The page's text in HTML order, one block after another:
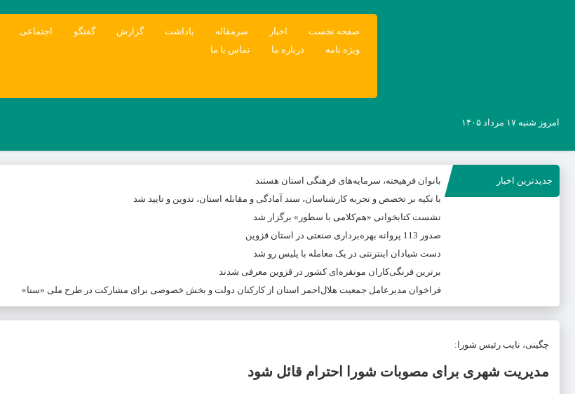
صفحه نخست اخبار سرمقاله یاداشت گزارش گفتگو اجتماعی
ویژه نامه
درباره ما تماس با ما
امروز شنبه ۱۷ مرداد ۱۴۰۵
جدیدترین اخبار
بانوان فرهیخته، سرمایه‌های فرهنگی استان هستند
با تکیه بر تخصص و تجربه کارشناسان، سند آمادگی و مقابله استان، تدوین و تایید شد
نشست کتابخوانی «هم‌کلامی با سطور» برگزار شد
صدور 113 پروانه بهره‌برداری صنعتی در استان قزوین
دست شیادان اینترنتی در یک معامله با پلیس رو شد
برترین فرنگی‌کاران مونقره‌ای کشور در قزوین معرفی شدند
فراخوان مدیرعامل جمعیت هلال‌احمر استان از کارکنان دولت و بخش خصوصی برای مشارکت در طرح ملی «سنا»
چگینی، نایب رئیس شورا:
مدیریت شهری برای مصوبات شورا احترام قائل شود